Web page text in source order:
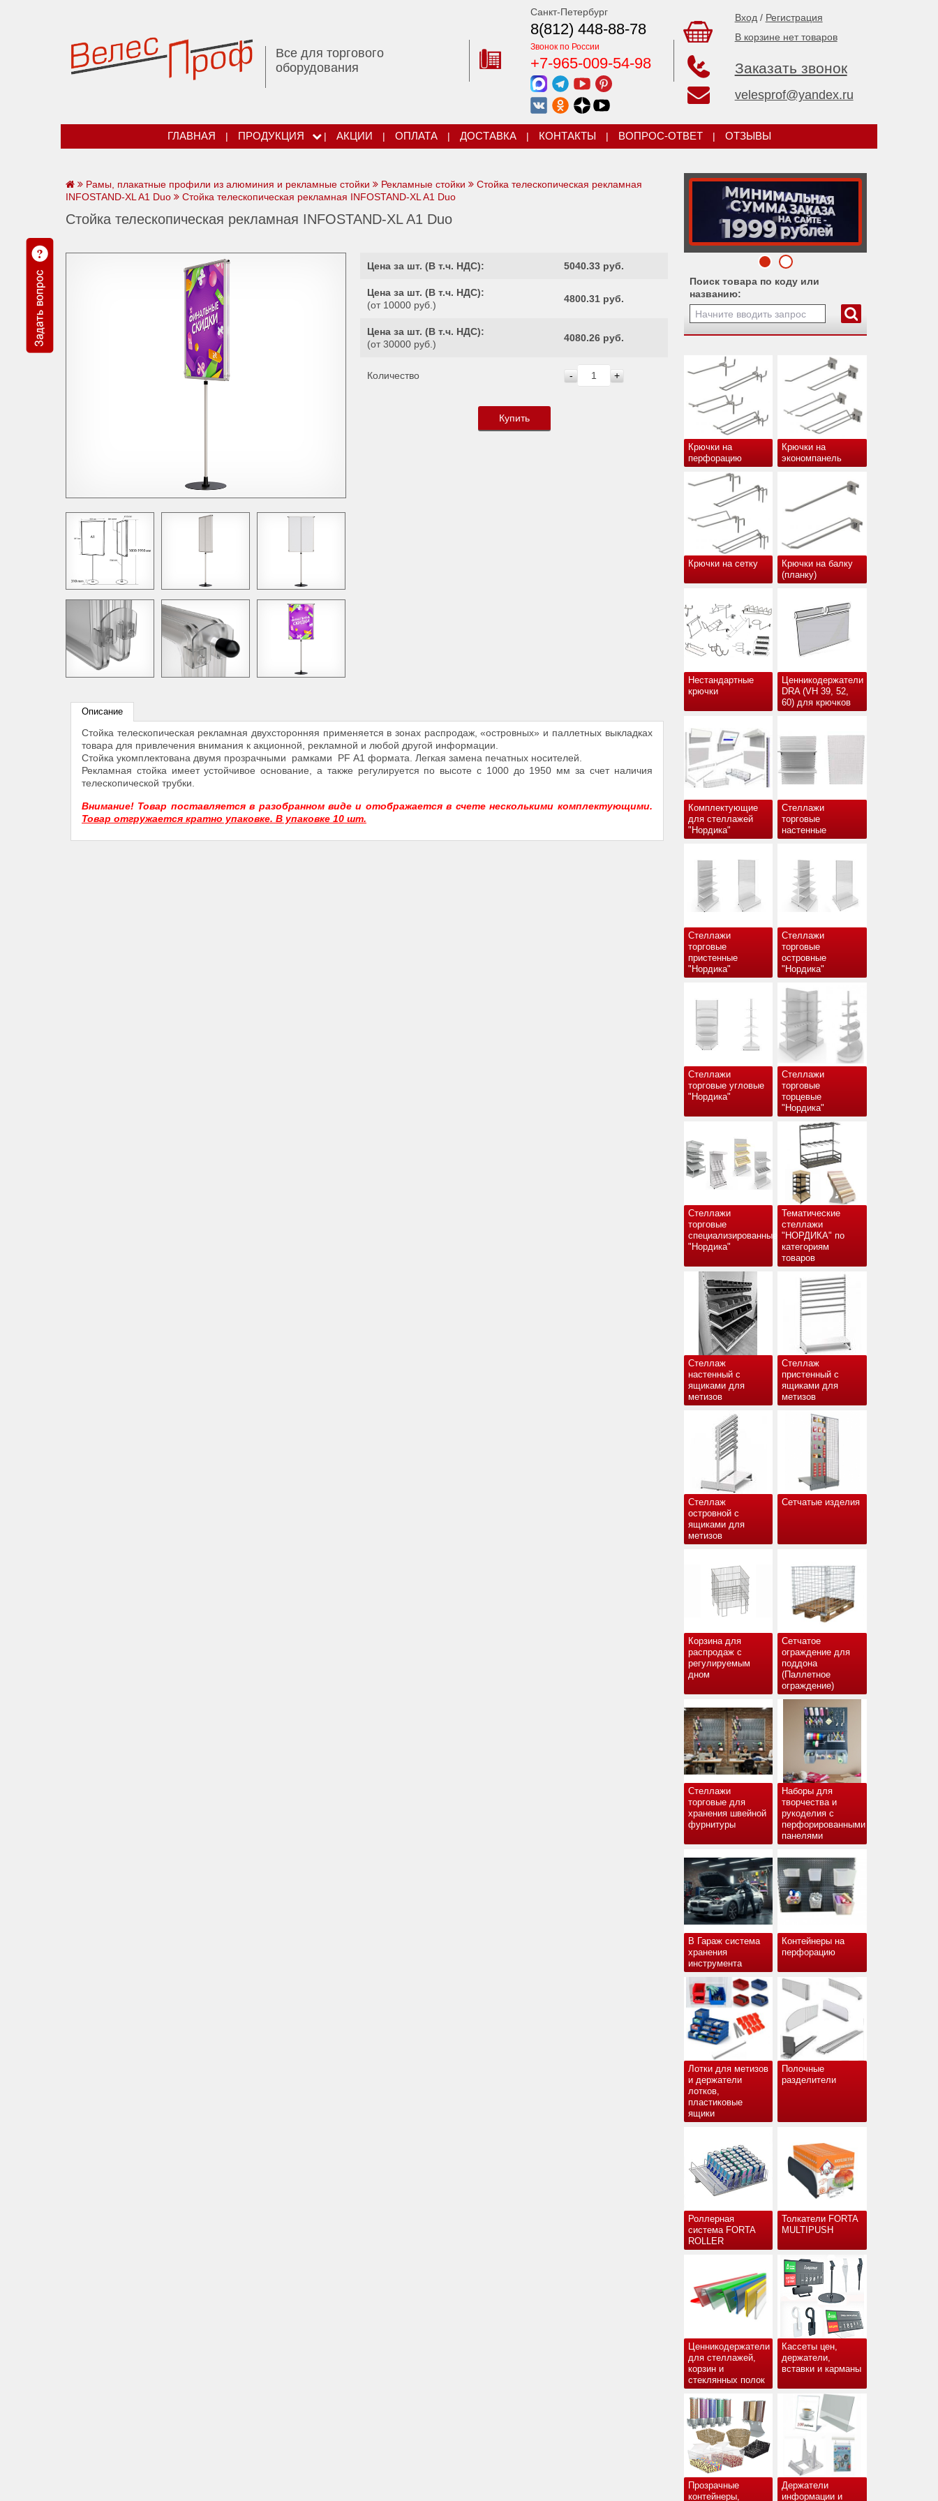
Все для торгового
оборудования
Санкт-Петербург
8(812) 448-88-78
Звонок по России
+7-965-009-54-98
Вход / Регистрация
В корзине нет товаров
Заказать звонок
velesprof@yandex.ru
ГЛАВНАЯ | ПРОДУКЦИЯ | АКЦИИ | ОПЛАТА | ДОСТАВКА | КОНТАКТЫ | ВОПРОС-ОТВЕТ | ОТЗЫВЫ
Поиск товара по коду или
названию:
Крючки на
перфорацию
Крючки на
экономпанель
Крючки на сетку
Крючки на балку
(планку)
Нестандартные
крючки
Ценникодержатели
DRA (VH 39, 52,
60) для крючков
Комплектующие
для стеллажей
"Нордика"
Стеллажи
торговые
настенные
Стеллажи
торговые
пристенные
"Нордика"
Стеллажи
торговые
островные
"Нордика"
Стеллажи
торговые угловые
"Нордика"
Стеллажи
торговые
торцевые
"Нордика"
Стеллажи
торговые
специализированные
"Нордика"
Тематические
стеллажи
"НОРДИКА" по
категориям
товаров
Стеллаж
настенный с
ящиками для
метизов
Стеллаж
пристенный с
ящиками для
метизов
Стеллаж
островной с
ящиками для
метизов
Сетчатые изделия
Корзина для
распродаж с
регулируемым
дном
Сетчатое
ограждение для
поддона
(Паллетное
ограждение)
Стеллажи
торговые для
хранения швейной
фурнитуры
Наборы для
творчества и
рукоделия с
перфорированными
панелями
В Гараж система
хранения
инструмента
Контейнеры на
перфорацию
Лотки для метизов
и держатели
лотков,
пластиковые
ящики
Полочные
разделители
Роллерная
система FORTA
ROLLER
Толкатели FORTA
MULTIPUSH
Ценникодержатели
для стеллажей,
корзин и
стеклянных полок
Кассеты цен,
держатели,
вставки и карманы
Прозрачные
контейнеры,
Держатели
информации и
Рамы, плакатные профили из алюминия и рекламные стойки Рекламные стойки
Стойка телескопическая рекламная
INFOSTAND-XL A1 Duo
Стойка телескопическая рекламная INFOSTAND-XL A1 Duo
Стойка телескопическая рекламная INFOSTAND-XL A1 Duo
Цена за шт. (В т.ч. НДС): 5040.33 руб.
Цена за шт. (В т.ч. НДС):
(от 10000 руб.)
4800.31 руб.
Цена за шт. (В т.ч. НДС):
(от 30000 руб.)
4080.26 руб.
Количество - +
Купить
Описание
Стойка телескопическая рекламная двухсторонняя применяется в зонах распродаж, «островных» и паллетных выкладках
товара для привлечения внимания к акционной, рекламной и любой другой информации.
Стойка укомплектована двумя прозрачными рамками PF А1 формата. Легкая замена печатных носителей.
Рекламная стойка имеет устойчивое основание, а также регулируется по высоте с 1000 до 1950 мм за счет наличия
телескопической трубки.
Внимание! Товар поставляется в разобранном виде и отображается в счете несколькими комплектующими.
Товар отгружается кратно упаковке. В упаковке 10 шт.